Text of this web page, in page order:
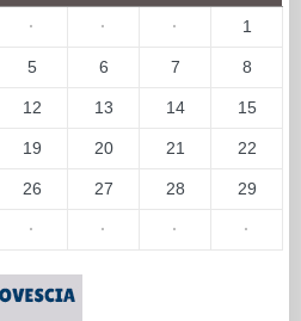
· · · 1
5 6 7 8
12 13 14 15
19 20 21 22
26 27 28 29
· · · ·